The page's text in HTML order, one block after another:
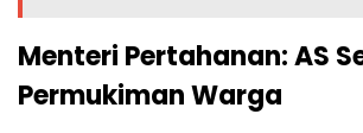
Menteri Pertahanan: AS
Permukiman Warga